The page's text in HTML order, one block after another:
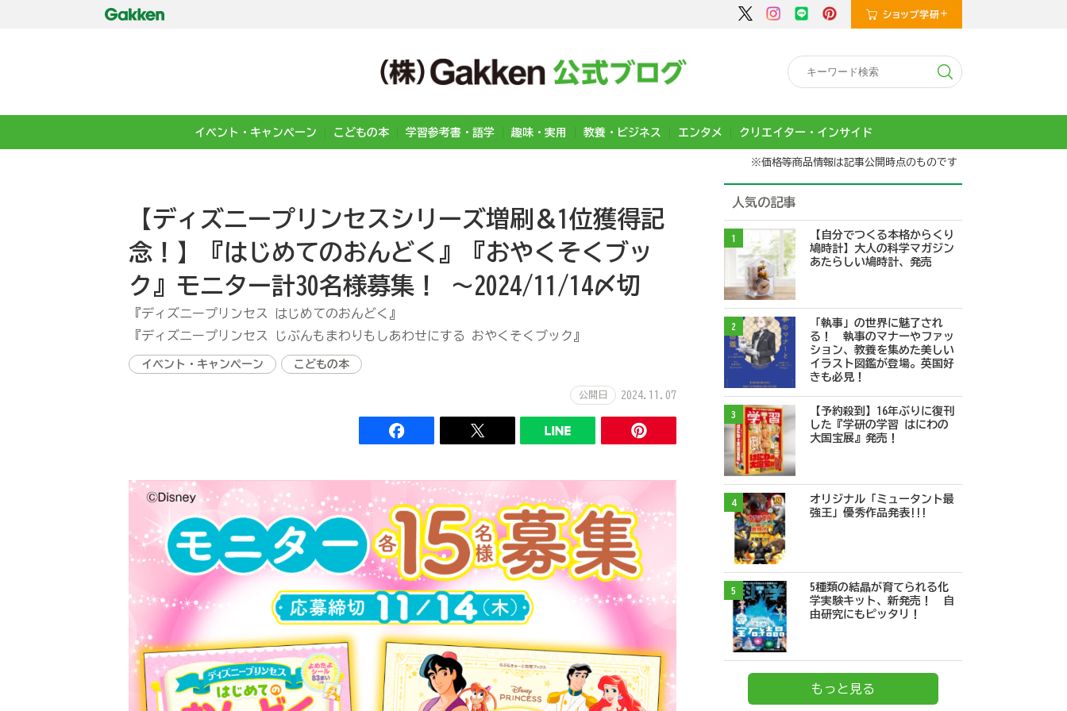
イベント・キャンペーン こどもの本 学習参考書・語学 趣味・実用 教養・ビジネス エンタメ クリエイター・インサイド
※価格等商品情報は記事公開時点のものです
【ディズニープリンセスシリーズ増刷＆1位獲得記
念！】『はじめてのおんどく』『おやくそくブッ
ク』モニター計30名様募集！ ～2024/11/14〆切
『ディズニープリンセス はじめてのおんどく』
『ディズニープリンセス じぶんもまわりもしあわせにする おやくそくブック』
イベント・キャンペーン こどもの本
公開日 2024.11.07
人気の記事
1
【自分でつくる本格からくり
鳩時計】大人の科学マガジン
あたらしい鳩時計、発売
2
「執事」の世界に魅了され
る！ 執事のマナーやファッ
ション、教養を集めた美しい
イラスト図鑑が登場。英国好
きも必見！
3
【予約殺到】16年ぶりに復刊
した『学研の学習 はにわの
大国宝展』発売！
4
オリジナル「ミュータント最
強王」優秀作品発表!!!
5
5種類の結晶が育てられる化
学実験キット、新発売！ 自
由研究にもピッタリ！
もっと見る